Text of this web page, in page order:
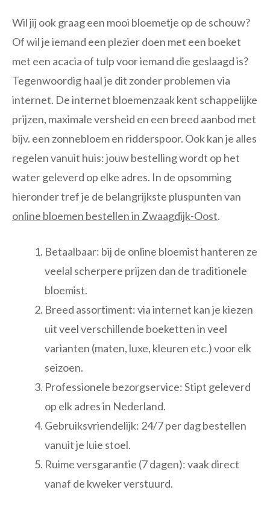
Wil jij ook graag een mooi bloemetje op de schouw?
Of wil je iemand een plezier doen met een boeket
met een acacia of tulp voor iemand die geslaagd is?
Tegenwoordig haal je dit zonder problemen via
internet. De internet bloemenzaak kent schappelijke
prijzen, maximale versheid en een breed aanbod met
bijv. een zonnebloem en ridderspoor. Ook kan je alles
regelen vanuit huis: jouw bestelling wordt op het
water geleverd op elke adres. In de opsomming
hieronder tref je de belangrijkste pluspunten van
online bloemen bestellen in Zwaagdijk-Oost.
Betaalbaar: bij de online bloemist hanteren ze
veelal scherpere prijzen dan de traditionele
bloemist.
Breed assortiment: via internet kan je kiezen
uit veel verschillende boeketten in veel
varianten (maten, luxe, kleuren etc.) voor elk
seizoen.
Professionele bezorgservice: Stipt geleverd
op elk adres in Nederland.
Gebruiksvriendelijk: 24/7 per dag bestellen
vanuit je luie stoel.
Ruime versgarantie (7 dagen): vaak direct
vanaf de kweker verstuurd.